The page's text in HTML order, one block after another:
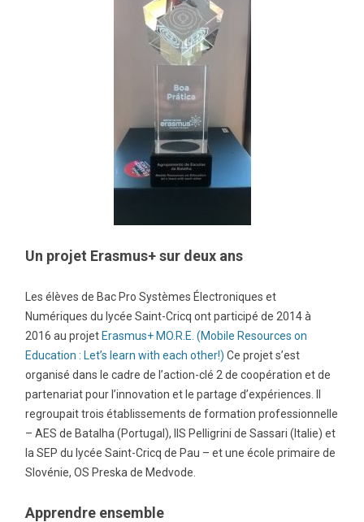
Un projet Erasmus+ sur deux ans
Les élèves de Bac Pro Systèmes Électroniques et
Numériques du lycée Saint-Cricq ont participé de 2014 à
2016 au projet Erasmus+ MO.R.E. (Mobile Resources on
Education : Let’s learn with each other!) Ce projet s’est
organisé dans le cadre de l’action-clé 2 de coopération et de
partenariat pour l’innovation et le partage d’expériences. Il
regroupait trois établissements de formation professionnelle
– AES de Batalha (Portugal), IIS Pelligrini de Sassari (Italie) et
la SEP du lycée Saint-Cricq de Pau – et une école primaire de
Slovénie, OS Preska de Medvode.
Apprendre ensemble